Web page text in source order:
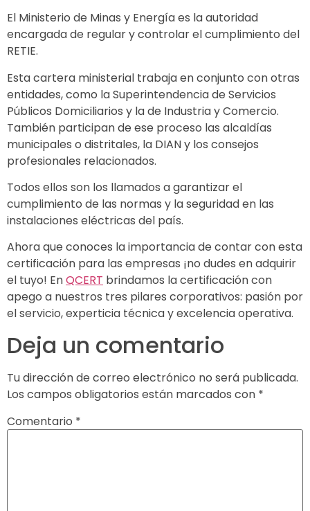
El Ministerio de Minas y Energía es la autoridad
encargada de regular y controlar el cumplimiento del
RETIE.
Esta cartera ministerial trabaja en conjunto con otras
entidades, como la Superintendencia de Servicios
Públicos Domiciliarios y la de Industria y Comercio.
También participan de ese proceso las alcaldías
municipales o distritales, la DIAN y los consejos
profesionales relacionados.
Todos ellos son los llamados a garantizar el
cumplimiento de las normas y la seguridad en las
instalaciones eléctricas del país.
Ahora que conoces la importancia de contar con esta
certificación para las empresas ¡no dudes en adquirir
el tuyo! EnQCERT brindamos la certificación con
apego a nuestros tres pilares corporativos: pasión por
el servicio, experticia técnica y excelencia operativa.
Deja un comentario
Tu dirección de correo electrónico no será publicada.
Los campos obligatorios están marcados con *
Comentario *